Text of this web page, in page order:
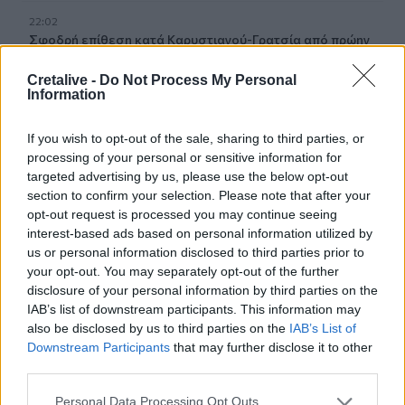
Cretalive - Do Not Process My Personal
Information
If you wish to opt-out of the sale, sharing to third parties, or
processing of your personal or sensitive information for
targeted advertising by us, please use the below opt-out
section to confirm your selection. Please note that after your
opt-out request is processed you may continue seeing
interest-based ads based on personal information utilized by
us or personal information disclosed to third parties prior to
your opt-out. You may separately opt-out of the further
disclosure of your personal information by third parties on the
IAB’s list of downstream participants. This information may
also be disclosed by us to third parties on the IAB’s List of
Downstream Participants that may further disclose it to other
Personal Data Processing Opt Outs
22:02
Σφοδρή επίθεση κατά Καρυστιανού-Γρατσία από πρώην
επικοινωνιακά λάθη»
Ηράκλειο: "Σε άθλια κατάσταση το μνημείο πεσόντων
Εφέδρων Αξιωματικών στον Καράβολα"
21:39
Λαμία: Απατεώνες άρπαξαν μεγάλο χρηματικό ποσό από
ηλικιωμένη
ΠΕΡΙΣΣΟΤΕΡΑ